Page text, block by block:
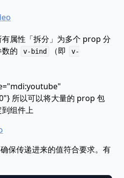
属性「拆分」为多个 prop 分
的
v-bind （即
v-
所以可以将大量的 prop 包
组件上
保传递进来的值符合要求。有